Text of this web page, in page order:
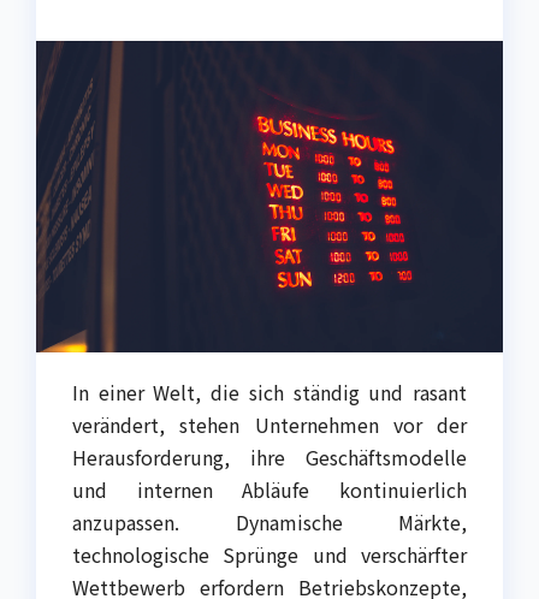
In einer Welt, die sich ständig und rasant
verändert, stehen Unternehmen vor der
Herausforderung, ihre Geschäftsmodelle
und internen Abläufe kontinuierlich
anzupassen. Dynamische Märkte,
technologische Sprünge und verschärfter
Wettbewerb erfordern Betriebskonzepte,